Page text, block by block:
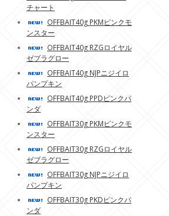
チャート
OFFBAIT40g PKMピンクモ
ンスター
OFFBAIT40g RZGロイヤル
ゼブラグロー
OFFBAIT40g NJPニジイロ
パンプキン
OFFBAIT40g PPDピンクパ
ンダ
OFFBAIT30g PKMピンクモ
ンスター
OFFBAIT30g RZGロイヤル
ゼブラグロー
OFFBAIT30g NJPニジイロ
パンプキン
OFFBAIT30g PKDピンクパ
ンダ